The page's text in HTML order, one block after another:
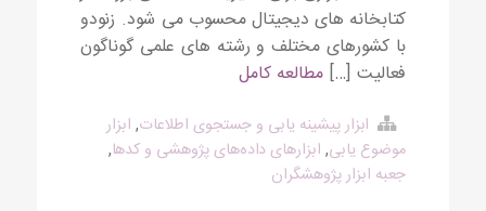
کتابخانه های دیجیتال محسوب می شود. زنودو
با کشورهای مختلف و رشته های علمی گوناگون
فعالیت […]مطالعه کامل
ابزار پیشینه یابی و جستجوی اطلاعات, ابزار
موضوع یابی, ابزارهای داده‌های پژوهشی و کدها,
جعبه ابزار پژوهشگران